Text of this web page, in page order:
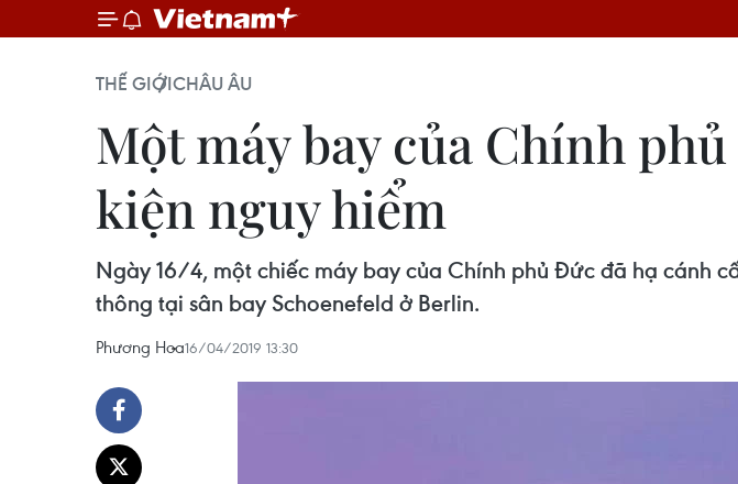
THẾ GIỚICHÂU ÂU
Một máy bay của Chính
kiện nguy hiểm
Ngày 16/4, một chiếc máy bay của Chính phủ Đức đã hạ cánh
thông tại sân bay Schoenefeld ở Berlin.
Phương Hoa16/04/2019 13:30